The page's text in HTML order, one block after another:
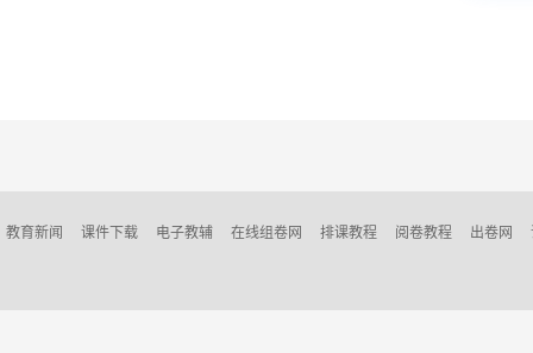
教育新闻 课件下载 电子教辅 在线组卷网 排课教程 阅卷教程 出卷网